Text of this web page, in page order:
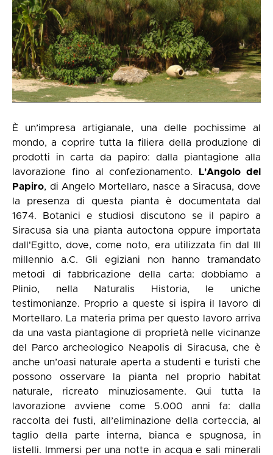
È un’impresa artigianale, una delle pochissime al
mondo, a coprire tutta la filiera della produzione di
prodotti in carta da papiro: dalla piantagione alla
lavorazione fino al confezionamento.
L'Angolo del
Papiro, di Angelo Mortellaro, nasce a Siracusa, dove
la presenza di questa pianta è documentata dal
1674. Botanici e studiosi discutono se il papiro a
Siracusa sia una pianta autoctona oppure importata
dall'Egitto, dove, come noto, era utilizzata fin dal III
millennio a.C. Gli egiziani non hanno tramandato
metodi di fabbricazione della carta: dobbiamo a
Plinio, nella Naturalis Historia, le uniche
testimonianze. Proprio a queste si ispira il lavoro di
Mortellaro. La materia prima per questo lavoro arriva
da una vasta piantagione di proprietà nelle vicinanze
del Parco archeologico Neapolis di Siracusa, che è
anche un’oasi naturale aperta a studenti e turisti che
possono osservare la pianta nel proprio habitat
naturale, ricreato minuziosamente. Qui tutta la
lavorazione avviene come 5.000 anni fa: dalla
raccolta dei fusti, all’eliminazione della corteccia, al
taglio della parte interna, bianca e spugnosa, in
listelli. Immersi per una notte in acqua e sali minerali